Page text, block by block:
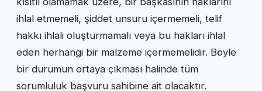
ihlal etmemeli, şiddet unsuru içermemeli, telif
hakkı ihlali oluşturmamalı veya bu hakları ihlal
eden herhangi bir malzeme içermemelidir. Böyle
bir durumun ortaya çıkması halinde tüm
sorumluluk başvuru sahibine ait olacaktır.